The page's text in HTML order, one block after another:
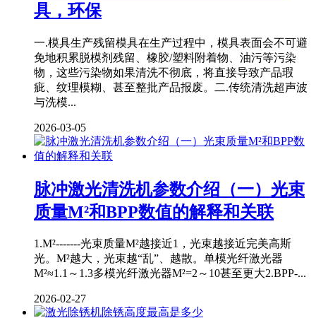
具，环保
一.模具生产残留模具在生产过程中，模具表面会不可避
免地积累脱模剂残留、橡胶/塑料附着物、油污等污染
物，这些污染物如果清洗不彻底，将直接导致产品瑕
疵、纹理模糊、甚至整批产品报废。二.传统清洗超声波
与洗模...
2026-03-05
脉冲激光清洗机参数介绍（一）光束
质量M²和BPP数值的解释和关联
1.M²-------光束质量M²越接近1，光束越接近完美高斯
光。M²越大，光束越“乱”、越散。单模光纤激光器
M²≈1.1～1.3多模光纤激光器M²=2～10甚至更大2.BPP-...
2026-02-27